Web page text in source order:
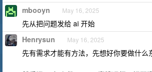
mbooyn May 16, 2025
先从把问题发给 ai 开始
Henrysun May 16, 2025
先有需求才能有方法，先想好你要做什么